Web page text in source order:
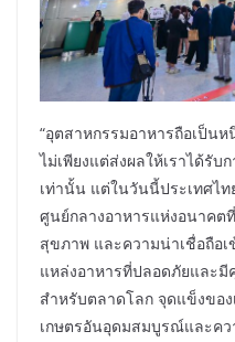
“อุตสาหกรรมอาหารถือเป็น
ไม่เพียงแต่ส่งผลให้เราได้รั
เท่านั้น แต่ในวันนี้ประเทศไ
ศูนย์กลางอาหารแห่งอนาคต
สุขภาพ และความน่าเชื่อถือเ
แหล่งอาหารที่ปลอดภัยและมี
สำหรับตลาดโลก จุดแข็งของ
เกษตรอันอุดมสมบูรณ์และค